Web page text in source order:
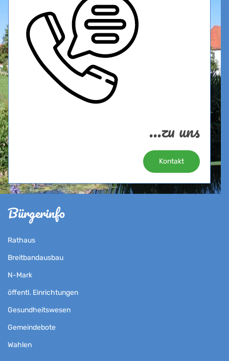
...zu uns
Kontakt
Bürgerinfo
Rathaus
Breitbandausbau
N-Mark
öffentl. Einrichtungen
Gesundheitswesen
Gemeindebote
Wahlen